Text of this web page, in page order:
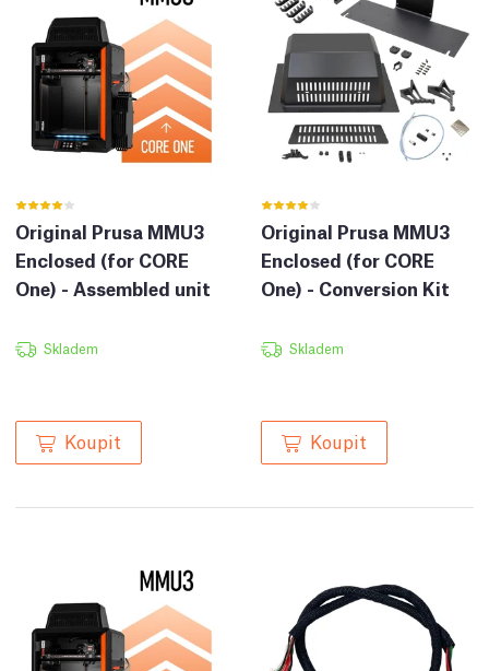
Original Prusa MMU3
Enclosed (for CORE
One) - Assembled unit
Skladem
Koupit
Original Prusa MMU3
Enclosed (for CORE
One) - Conversion Kit
Skladem
Koupit